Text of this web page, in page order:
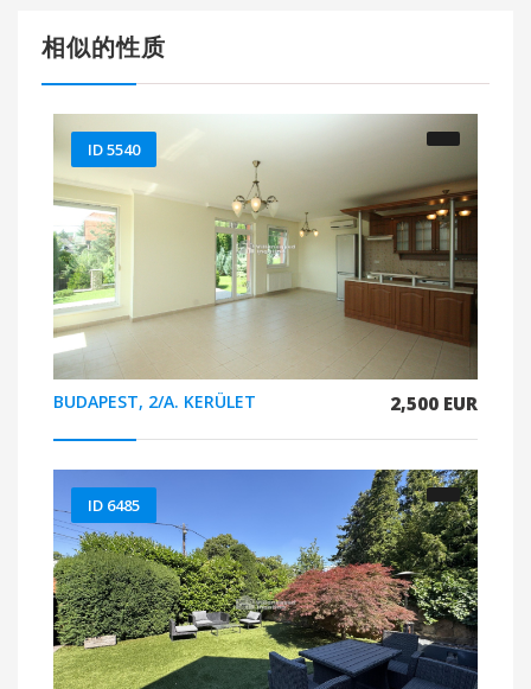
相似的性质
BUDAPEST, 2/A. KERÜLET 2,500 EUR
ID 5540
ID 6485